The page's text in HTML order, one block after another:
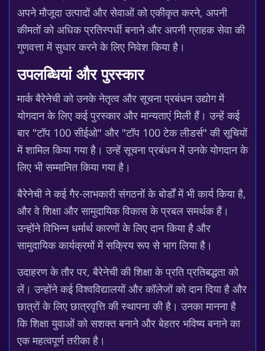
अपने मौजूदा उत्पादों और सेवाओं को एकीकृत करने, अपनी
कीमतों को अधिक प्रतिस्पर्धी बनाने और अपनी ग्राहक सेवा की
गुणवत्ता में सुधार करने के लिए निवेश किया है।
उपलब्धियां और पुरस्कार
मार्क बैरेनेची को उनके नेतृत्व और सूचना प्रबंधन उद्योग में
योगदान के लिए कई पुरस्कार और मान्यताएं मिली हैं। उन्हें कई
बार "टॉप 100 सीईओ" और "टॉप 100 टेक लीडर्स" की सूचियों
में शामिल किया गया है। उन्हें सूचना प्रबंधन में उनके योगदान के
लिए भी सम्मानित किया गया है।
बैरेनेची ने कई गैर-लाभकारी संगठनों के बोर्डों में भी कार्य किया है,
और वे शिक्षा और सामुदायिक विकास के प्रबल समर्थक हैं।
उन्होंने विभिन्न धर्मार्थ कारणों के लिए दान किया है और
सामुदायिक कार्यक्रमों में सक्रिय रूप से भाग लिया है।
उदाहरण के तौर पर, बैरेनेची की शिक्षा के प्रति प्रतिबद्धता को
लें। उन्होंने कई विश्वविद्यालयों और कॉलेजों को दान दिया है और
छात्रों के लिए छात्रवृत्ति की स्थापना की है। उनका मानना है
कि शिक्षा युवाओं को सशक्त बनाने और बेहतर भविष्य बनाने का
एक महत्वपूर्ण तरीका है।